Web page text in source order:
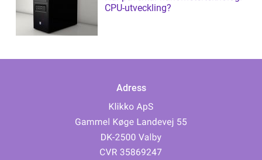
CPU-utveckling?
Adress